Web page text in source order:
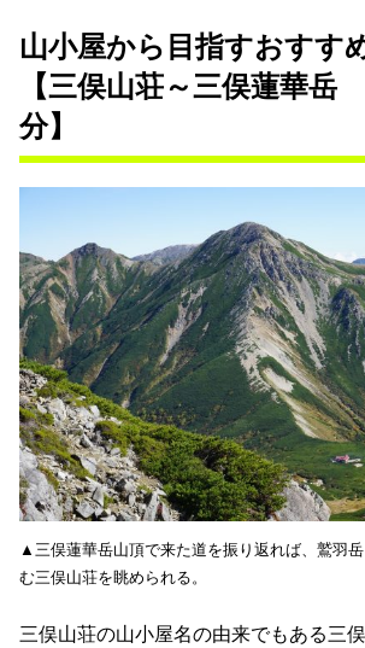
山小屋から目指すおすす
【三俣山荘～三俣蓮華
分】
▲三俣蓮華岳山頂で来た道を振り返れば、鷲羽
む三俣山荘を眺められる。
三俣山荘の山小屋名の由来でもある三